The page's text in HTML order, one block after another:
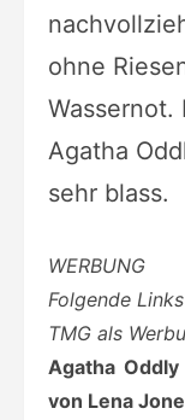
ohne
Wassernot.
Agatha
sehr blass.
WERBUNG
Folgende
TMG als
Agatha
von Lena